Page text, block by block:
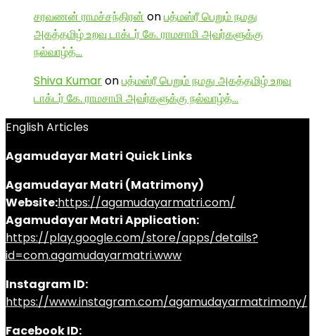
சரவணன் ராமச்சந்திரன் onபத்மஸ்ரீ பெறும் நமது
அகத்தமிழ் உறவு டாக்டர் கே. ராமசாமி அவர்களுக்கு
நல்வாழ்த்…
Shiva Kumaronபத்மஸ்ரீ பெறும் நமது அகத்தமிழ் உறவு
டாக்டர் கே. ராமசாமி அவர்களுக்கு நல்வாழ்த்…
English Articles
Agamudayar Matri Quick Links
Agamudayar Matri (Matrimony)
Website:https://agamudayarmatri.com/
Agamudayar Matri Application:
https://play.google.com/store/apps/details?
id=com.agamudayarmatri.www
Instagram ID:
https://www.instagram.com/agamudayarmatrimony/
Facebook ID: